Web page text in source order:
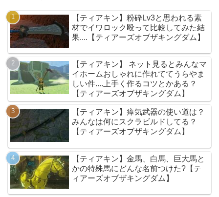
【ティアキン】粉砕Lv3と思われる素
材でイワロック殴って比較してみた結
果....【ティアーズオブザキングダム】
【ティアキン】 ネット見るとみんなマ
イホームおしゃれに作れててうらやま
しい件....上手く作るコツとかある？
【ティアーズオブザキングダム】
【ティアキン】瘴気武器の使い道は？
みんなは何にスクラビルドしてる？
【ティアーズオブザキングダム】
【ティアキン】金馬、白馬、巨大馬と
かの特殊馬にどんな名前つけた?【テ
ィアーズオブザキングダム】